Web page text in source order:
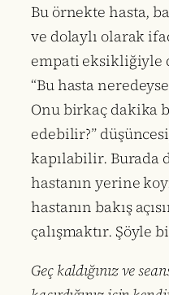
Bu örnekte hasta,
ve dolaylı olarak
empati eksikliğiyle
“Bu hasta
Onu birkaç dakika
edebilir?”
kapılabilir. Burada
hastanın yerine
hastanın bakış
çalışmaktır. Şöyle
Geç kaldığınız ve